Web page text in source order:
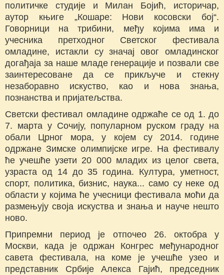
политичке студије и Милан Бојић, историчар,
аутор књиге „Кошаре: Нови косовски бој“.
Говорници на трибини, међу којима има и
учесника претходног Светског фестивала
омладине, истакли су значај овог омладинског
догађаја за наше младе генерације и позвали све
заинтересоване да се прикључе и стекну
незаборавно искуство, као и нова знања,
познанства и пријатељства.
Светски фестивал омладине одржаће се од 1. до
7. марта у Сочију, популарном руском граду на
обали Црног мора, у којем су 2014. године
одржане Зимске олимпијске игре. На фестивалу
ће учешће узети 20 000 младих из целог света,
узраста од 14 до 35 година. Култура, уметност,
спорт, политика, бизнис, наука... само су неке од
области у којима ће учесници фестивала моћи да
размењују своја искуства и знања и науче нешто
ново.
Припремни период је отпочео 26. октобра у
Москви, када је одржан Конгрес међународног
савета фестивала, на коме је учешће узео и
представник Србије Алекса Гајић, председник